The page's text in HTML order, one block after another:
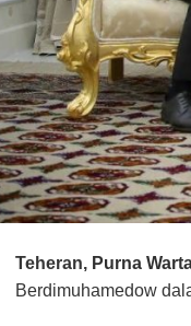
Teheran, Purna
Berdimuhamedow